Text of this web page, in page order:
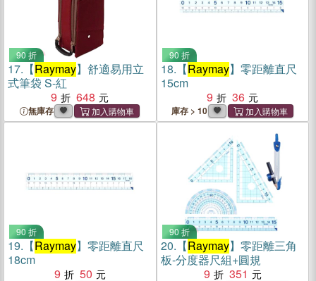
90 折
17. 【Raymay】舒適易用立
式筆袋 S-紅
9
648
無庫存
90 折
18. 【Raymay】零距離直尺
15cm
9
36
庫存 > 10
90 折
19. 【Raymay】零距離直尺
18cm
9
50
90 折
20. 【Raymay】零距離三角
板-分度器尺組+圓規
9
351